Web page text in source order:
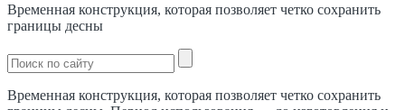
Временная конструкция, которая позволяет четко сохранить
границы десны
Временная конструкция, которая позволяет четко сохранить